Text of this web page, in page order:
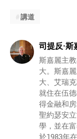
講道
司提反·斯
斯嘉麗主
大。斯嘉
大、艾瑞
就住在伍
得金融和
聖約瑟安
學，並在
於1983年